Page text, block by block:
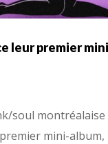
leur premier
soul montréalaise
mini-album,